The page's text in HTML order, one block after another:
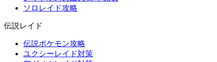
ソロレイド攻略
伝説レイド
伝説ポケモン攻略
ユクシーレイド対策